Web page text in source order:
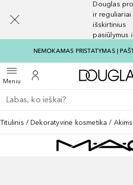
Douglas
ir reguliariai
išskirtinius
pasiūlymus
NEMOKAMAS PRISTATYMAS Į
MeniuAtidaryti meniuĮ mano paskyrą
Grįžk atgal
Vykdykite paiešką
Titulinis Dekoratyvinė kosmetika Akims
[navigation.slideout.screenreader]